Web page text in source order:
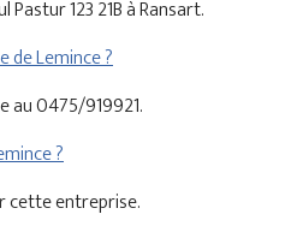
123 21B à Ransart.
de Lemince ?
au 0475/919921.
?
cette entreprise.